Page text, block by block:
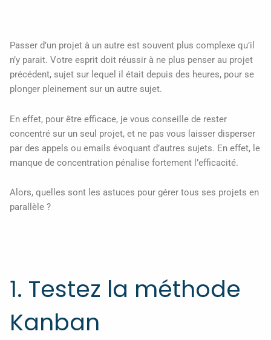
Passer d’un projet à un autre est souvent plus complexe qu’il
n’y parait. Votre esprit doit réussir à ne plus penser au projet
précédent, sujet sur lequel il était depuis des heures, pour se
plonger pleinement sur un autre sujet.
En effet, pour être efficace, je vous conseille de rester
concentré sur un seul projet, et ne pas vous laisser disperser
par des appels ou emails évoquant d’autres sujets. En effet, le
manque de concentration pénalise fortement l’efficacité.
Alors, quelles sont les astuces pour gérer tous ses projets en
parallèle ?
1. Testez la méthode
Kanban